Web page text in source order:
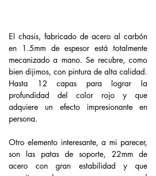
El chasis, fabricado de acero al carbón
en 1.5mm de espesor está totalmente
mecanizado a mano. Se recubre, como
bien dijimos, con pintura de alta calidad.
Hasta 12 capas para lograr la
profundidad del color rojo y que
adquiere un efecto impresionante en
persona.
Otro elemento interesante, a mi parecer,
son las patas de soporte, 22mm de
acero con gran estabilidad y que